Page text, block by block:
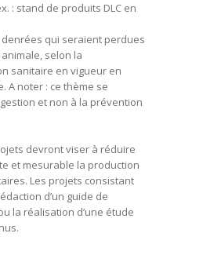
: stand de produits DLC en
qui seraient perdues
selon la
sanitaire en vigueur en
A noter : ce thème se
et non à la prévention
devront viser à réduire
et mesurable la production
Les projets consistant
d’un guide de
la réalisation d’une étude